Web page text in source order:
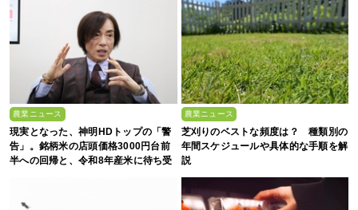
農業ニュース
現実となった、神明HDトップの「警
告」。銘柄米の店頭価格3000円台前
半への回帰と、令和8年産米に待ち受
農業ニュース
芝刈りのベストな頻度は？ 種類別の
年間スケジュールや具体的な手順を解
説